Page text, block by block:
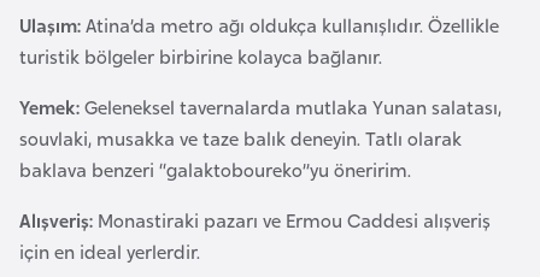
Ulaşım:Atina’da metro ağı oldukça kullanışlıdır. Özellikle
turistik bölgeler birbirine kolayca bağlanır.
Yemek:Geleneksel tavernalarda mutlaka Yunan salatası,
souvlaki, musakka ve taze balık deneyin. Tatlı olarak
baklava benzeri “galaktoboureko”yu öneririm.
Alışveriş: Monastiraki pazarı ve Ermou Caddesi alışveriş
için en ideal yerlerdir.
n
E
r
m
n
i